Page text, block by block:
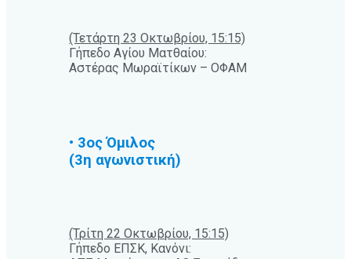
(Τετάρτη 23 Οκτωβρίου, 15:15)
Γήπεδο Αγίου Ματθαίου:
Αστέρας Μωραϊτίκων – ΟΦΑΜ
• 3ος Όμιλος
(3η αγωνιστική)
(Τρίτη 22 Οκτωβρίου, 15:15)
Γήπεδο ΕΠΣΚ, Κανόνι: